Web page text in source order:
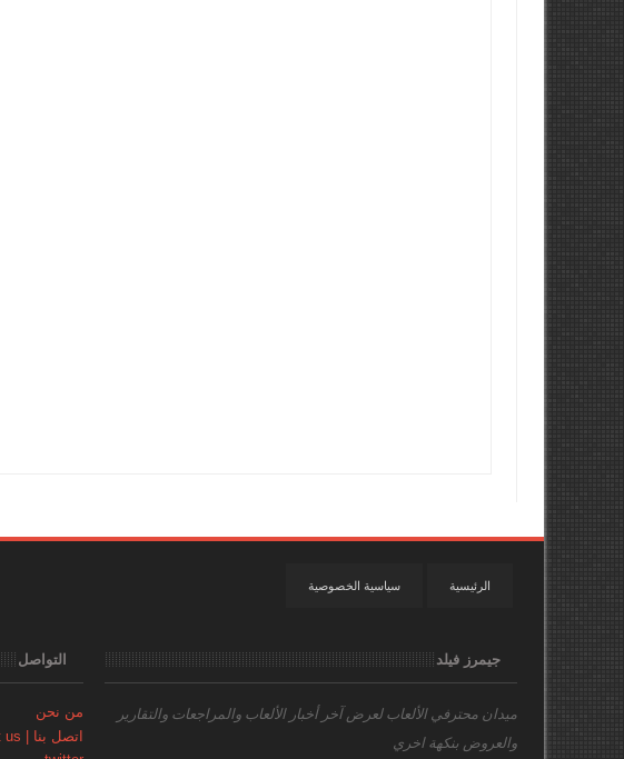
سياسية الخصوصية الرئيسية
جيمرز فيلد
ميدان محترفي الألعابلعرض آخر أخبار الألعاب والمراجعات والتقارير
والعروض بنكهة اخري
التواصل
من نحن
اتصل بنا | Contact us